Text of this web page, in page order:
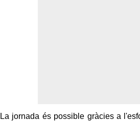
La jornada és possible gràcies a